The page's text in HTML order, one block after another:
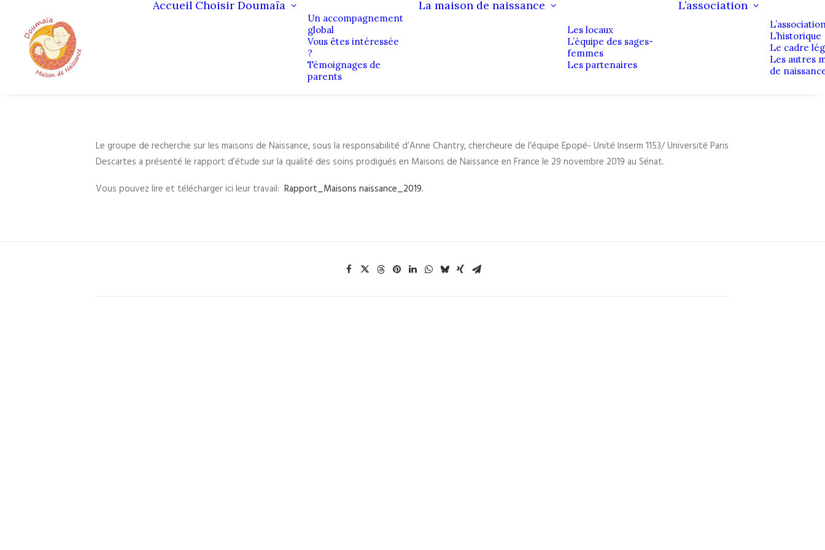
Accueil Choisir Doumaïa
Un accompagnement
global
Vous êtes intéressée
?
Témoignages de
parents
La maison de naissance
Les locaux
L’équipe des sages-
femmes
Les partenaires
L’association
L’historique
Le cadre
Les autres
de
Le groupe de recherche sur les maisons de Naissance, sous la responsabilité d’Anne Chantry, chercheure de l’équipe Epopé- Unité Inserm 1153/ Université Paris
Descartes a présenté le rapport d’étude sur la qualité des soins prodigués en Maisons de Naissance en France le 29 novembre 2019 au Sénat.
Vous pouvez lire et télécharger ici leur travail: Rapport_Maisons naissance_2019.